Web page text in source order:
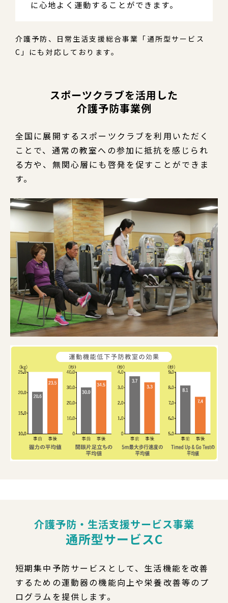
に心地よく運動することができます。
介護予防、日常生活支援総合事業「通所型サービス
C」にも対応しております。
スポーツクラブを活用した
介護予防事業例
全国に展開するスポーツクラブを利用いただく
ことで、通常の教室への参加に抵抗を感じられ
る方や、無関心層にも啓発を促すことができま
す。
介護予防・生活支援サービス事業
通所型サービスC
短期集中予防サービスとして、生活機能を改善
するための運動器の機能向上や栄養改善等のプ
ログラムを提供します。